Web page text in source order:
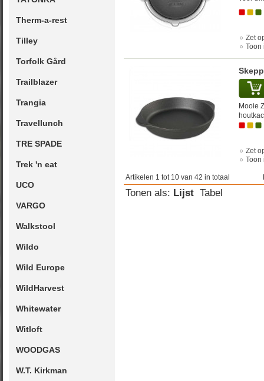
Therm-a-rest
Tilley
Torfolk Gård
Trailblazer
Trangia
Travellunch
TRE SPADE
Trek 'n eat
UCO
VARGO
Walkstool
Wildo
Wild Europe
WildHarvest
Whitewater
Witloft
WOODGAS
W.T. Kirkman
Zet
Toon
Mooie
Zet
Toon
Artikelen 1 tot 10 van 42 in totaal
Tonen als: Lijst Tabel